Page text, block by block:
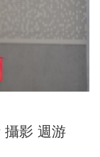
攝影 週游